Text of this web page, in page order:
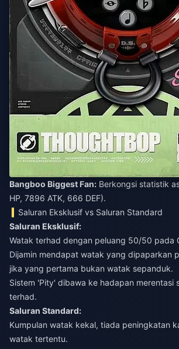
Bangboo Biggest Fan: Berkongsi statistik
HP, 7896 ATK, 666 DEF).
Saluran Eksklusif vs Saluran Standard
Saluran Eksklusif:
Watak terhad dengan peluang 50/50 pada
Dijamin mendapat watak yang dipaparkan
jika yang pertama bukan watak sepanduk.
Sistem 'Pity' dibawa ke hadapan merentasi
terhad.
Saluran Standard:
Kumpulan watak kekal, tiada peningkatan
watak tertentu.